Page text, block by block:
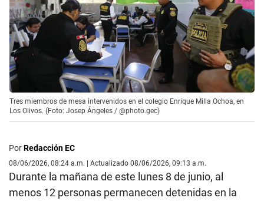
Tres miembros de mesa intervenidos en el colegio Enrique Milla Ochoa, en
Los Olivos. (Foto: Josep Ángeles / @photo.gec)
PorRedacción EC
08/06/2026, 08:24 a.m. | Actualizado 08/06/2026, 09:13 a.m.
Durante la mañana de este lunes 8 de junio, al
menos 12 personas permanecen detenidas en la